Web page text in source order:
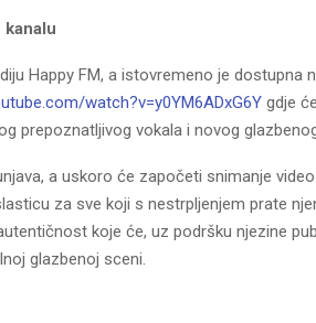
kanalu
Happy FM, a istovremeno je dostupna
watch?v=y0YM6ADxG6Y gdje
prepoznatljivog vokala i novog
a uskoro će započeti snimanje
za sve koji s nestrpljenjem prate
koje će, uz podršku njezine
glazbenoj sceni.